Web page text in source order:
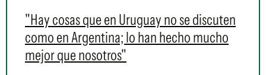
"Hay cosas que en Uruguay no se discuten
como en Argentina; lo han hecho mucho
mejor que nosotros"